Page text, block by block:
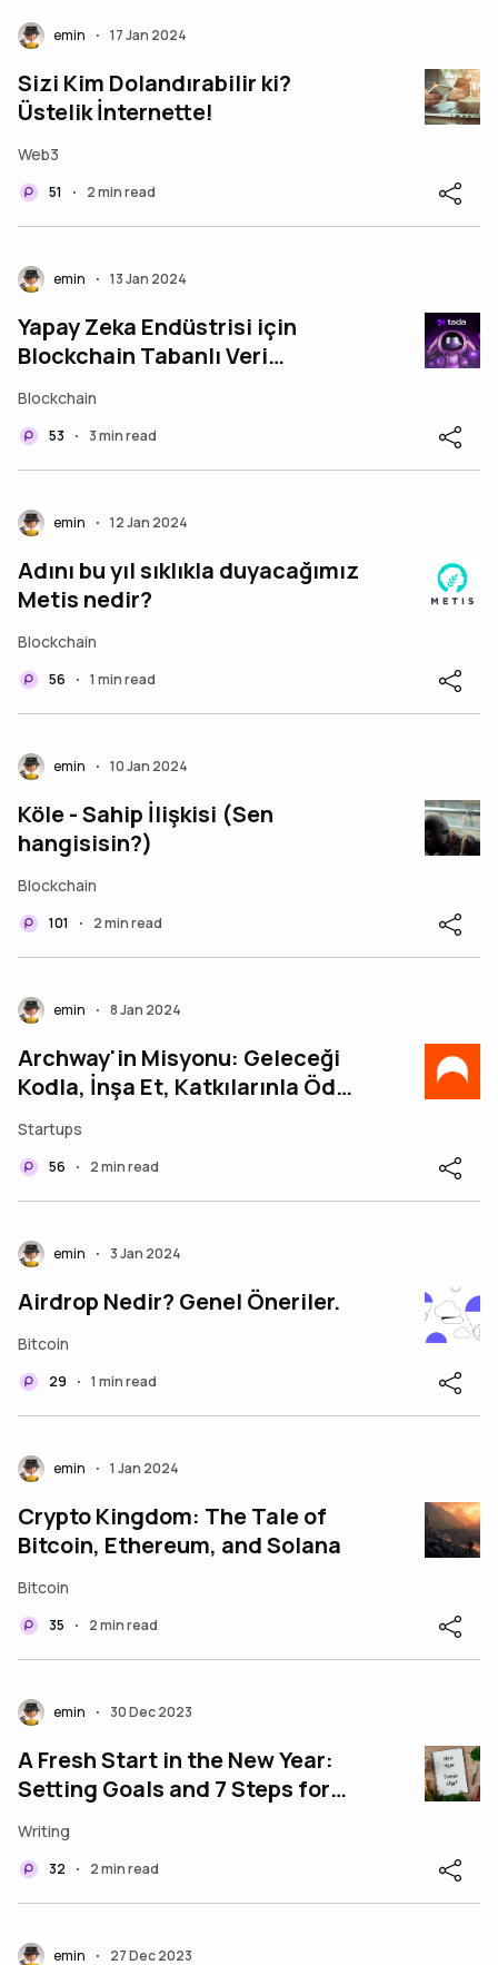
emin • 17 Jan 2024
Sizi Kim Dolandırabilir ki?
Üstelik İnternette!
Web3
51 • 2 min read
emin • 13 Jan 2024
Yapay Zeka Endüstrisi için
Blockchain Tabanlı Veri
Karşınızda Ta-da!
Blockchain
53 • 3 min read
emin • 12 Jan 2024
Adını bu yıl sıklıkla duyacağımız
Metis nedir?
Blockchain
56 • 1 min read
emin • 10 Jan 2024
Köle - Sahip İlişkisi (Sen
hangisisin?)
Blockchain
101 • 2 min read
emin • 8 Jan 2024
Archway'in Misyonu: Geleceği
Kodla, İnşa Et, Katkılarınla Ödül
Startups
56 • 2 min read
emin • 3 Jan 2024
Airdrop Nedir? Genel Öneriler.
Bitcoin
29 • 1 min read
emin • 1 Jan 2024
Crypto Kingdom: The Tale of
Bitcoin, Ethereum, and Solana
Bitcoin
35 • 2 min read
emin • 30 Dec 2023
A Fresh Start in the New Year:
Setting Goals and 7 Steps for
Writing
32 • 2 min read
emin • 27 Dec 2023